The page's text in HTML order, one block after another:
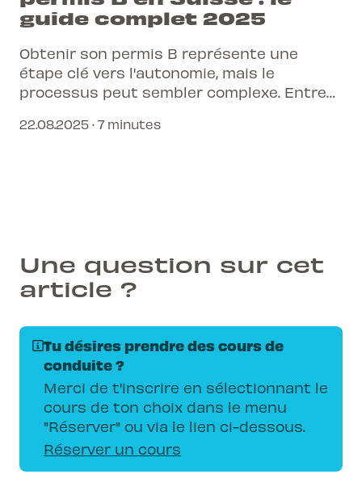
guide complet 2025
Obtenir son permis B représente une
étape clé vers l'autonomie, mais le
processus peut sembler complexe. Entre
facile de se sentir dépassé.
22.08.2025 · 7 minutes
Une question sur cet
article ?
Tu désires prendre des cours de
conduite ?
Merci de t'inscrire en sélectionnant le
cours de ton choix dans le menu
"Réserver" ou via le lien ci-dessous.
Réserver un cours